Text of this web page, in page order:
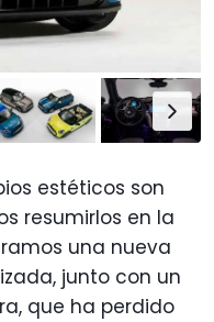
estéticos son
resumirlos en la
una nueva
junto con un
que ha perdido